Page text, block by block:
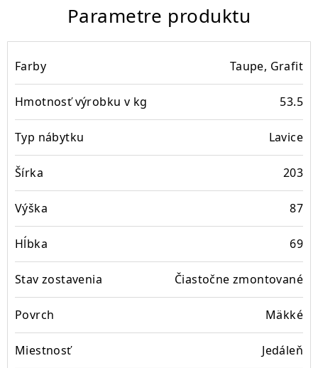
Parametre produktu
Farby Taupe, Grafit
Hmotnosť výrobku v kg 53.5
Typ nábytku Lavice
Šírka 203
Výška 87
Hĺbka 69
Stav zostavenia Čiastočne zmontované
Povrch Mäkké
Miestnosť Jedáleň